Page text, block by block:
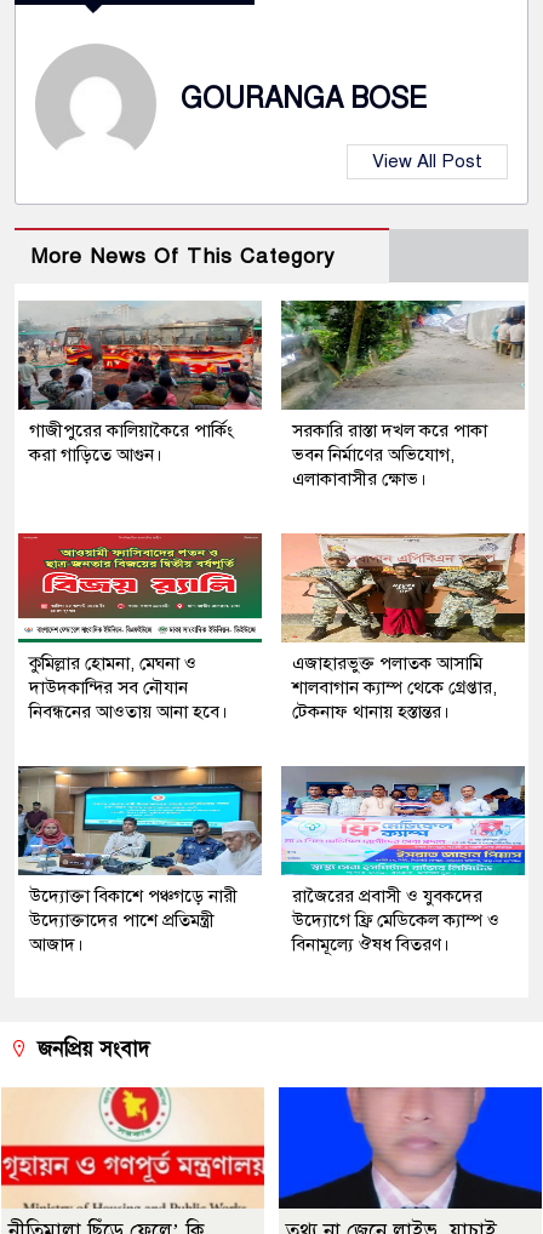
GOURANGA BOSE
View All Post
More News Of This Category
গাজীপুরের কালিয়াকৈরে পার্কিং
করা গাড়িতে আগুন।
সরকারি রাস্তা দখল করে পাকা
ভবন নির্মাণের অভিযোগ,
এলাকাবাসীর ক্ষোভ।
কুমিল্লার হোমনা, মেঘনা ও
দাউদকান্দির সব নৌযান
নিবন্ধনের আওতায় আনা হবে।
এজাহারভুক্ত পলাতক আসামি
শালবাগান ক্যাম্প থেকে গ্রেপ্তার,
টেকনাফ থানায় হস্তান্তর।
উদ্যোক্তা বিকাশে পঞ্চগড়ে নারী
উদ্যোক্তাদের পাশে প্রতিমন্ত্রী
আজাদ।
রাজৈরের‌ প্রবাসী ও যুবকদের
উদ্যোগে ফ্রি মেডিকেল ক্যাম্প ও
বিনামূল্যে ঔষধ বিতরণ।
জনপ্রিয় সংবাদ